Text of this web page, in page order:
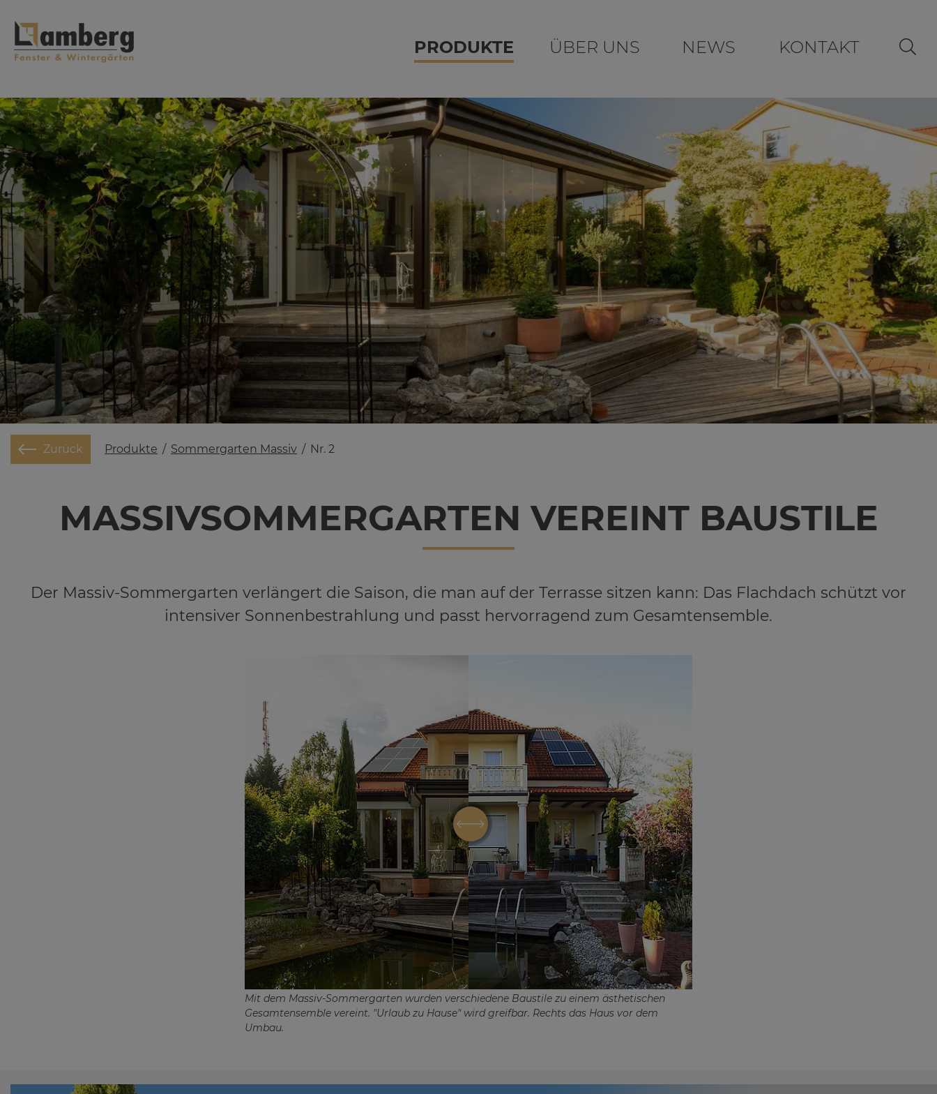
PRODUKTE ÜBER UNS NEWS KONTAKT
Zurück Produkte / Sommergarten Massiv / Nr. 2
MAS­SIV­SOM­MER­GAR­TEN VER­EINT BAU­STI­LE
Der Massiv-Sommergarten verlängert die Saison, die man auf der Terrasse sitzen kann: Das Flachdach schützt vor
intensiver Sonnenbestrahlung und passt hervorragend zum Gesamtensemble.
Mit dem Massiv-Sommergarten wurden verschiedene Baustile zu einem ästhetischen
Gesamtensemble vereint. "Urlaub zu Hause" wird greifbar. Rechts das Haus vor dem
Umbau.